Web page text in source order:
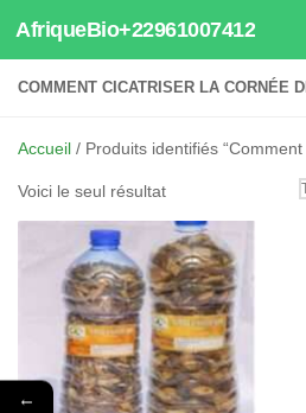
Au dessous du contenu
AfriqueBio+22961007412
COMMENT CICATRISER LA CORNÉE
Accueil / Produits identifiés
Voici le seul résultat
←